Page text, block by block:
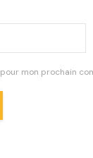
mon prochain